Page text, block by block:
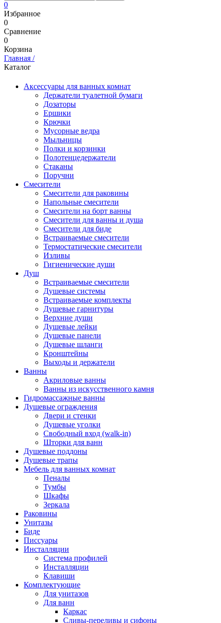
0
Избранное
0
Сравнение
0
Корзина
Главная /
Каталог
Аксессуары для ванных комнат
Держатели туалетной бумаги
Дозаторы
Ершики
Крючки
Мусорные ведра
Мыльницы
Полки и корзинки
Полотенцедержатели
Стаканы
Поручни
Смесители
Смесители для раковины
Напольные смесители
Смесители на борт ванны
Смесители для ванны и душа
Смесители для биде
Встраиваемые смесители
Термостатические смесители
Изливы
Гигиенические души
Душ
Встраиваемые смесители
Душевые системы
Встраиваемые комплекты
Душевые гарнитуры
Верхние души
Душевые лейки
Душевые панели
Душевые шланги
Кронштейны
Выходы и держатели
Ванны
Акриловые ванны
Ванны из искусственного камня
Гидромассажные ванны
Душевые ограждения
Двери и стенки
Душевые уголки
Свободный вход (walk-in)
Шторки для ванн
Душевые поддоны
Душевые трапы
Мебель для ванных комнат
Пеналы
Тумбы
Шкафы
Зеркала
Раковины
Унитазы
Биде
Писсуары
Инсталляции
Система профилей
Инсталляции
Клавиши
Комплектующие
Для унитазов
Для ванн
Каркас
Сливы-переливы и сифоны